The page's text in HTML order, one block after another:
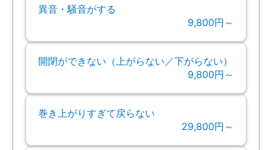
異音・騒音がする
9,800円～
開閉ができない（上がらない／下がらない）
9,800円～
巻き上がりすぎて戻らない
29,800円～